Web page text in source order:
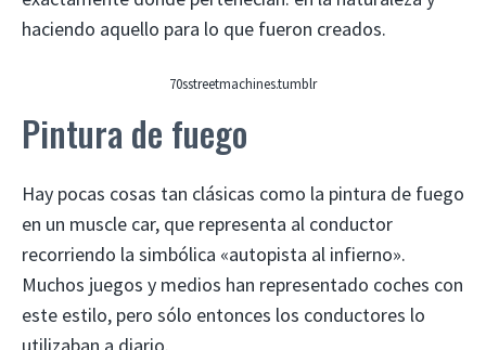
haciendo aquello para lo que fueron creados.
70sstreetmachines.tumblr
Pintura de fuego
Hay pocas cosas tan clásicas como la pintura de fuego
en un muscle car, que representa al conductor
recorriendo la simbólica «autopista al infierno».
Muchos juegos y medios han representado coches con
este estilo, pero sólo entonces los conductores lo
utilizaban a diario.